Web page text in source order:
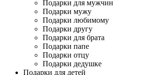
Подарки для мужчин
Подарки мужу
Подарки любимому
Подарки другу
Подарки для брата
Подарки папе
Подарки отцу
Подарки дедушке
Подарки для детей